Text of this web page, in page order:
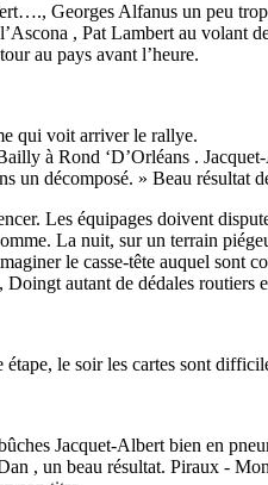
Georges Alfanus un peu
, Pat Lambert au volant
au pays avant l’heure.
qui voit arriver le rallye.
à Rond ‘D’Orléans .
un décomposé. » Beau résultat
Les équipages doivent
La nuit, sur un terrain
le casse-tête auquel sont
autant de dédales routiers
le soir les cartes sont
Jacquet-Albert bien en
, un beau résultat. Piraux -